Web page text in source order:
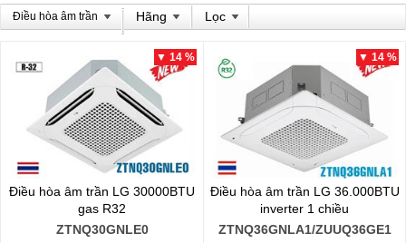
Điều hòa âm trần Hãng Lọc
▼ 14 %
Điều hòa âm trần LG 30000BTU
gas R32
ZTNQ30GNLE0
▼ 14 %
Điều hòa âm trần LG 36.000BTU
inverter 1 chiều
ZTNQ36GNLA1/ZUUQ36GE1